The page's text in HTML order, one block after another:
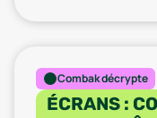
Combak décrypte
ÉCRANS :